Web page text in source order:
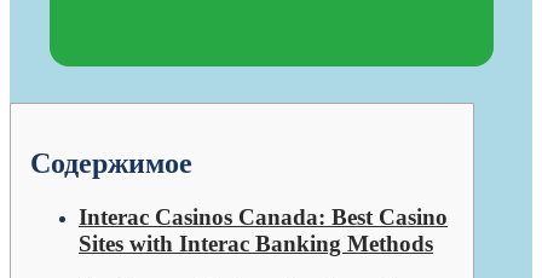
Содержимое
Interac Casinos Canada: Best Casino
Sites with Interac Banking Methods